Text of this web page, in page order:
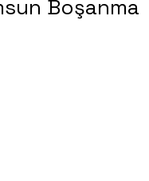
Boşanma